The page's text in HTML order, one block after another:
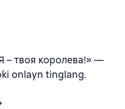
твоя королева!» —
onlayn tinglang.